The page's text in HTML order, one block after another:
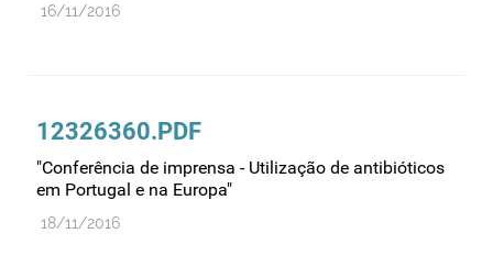
16/11/2016
12326360.PDF
"Conferência de imprensa - Utilização de antibióticos
em Portugal e na Europa"
18/11/2016